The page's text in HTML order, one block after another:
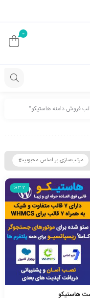
0
فروش دامنه هاستیکو”
%32